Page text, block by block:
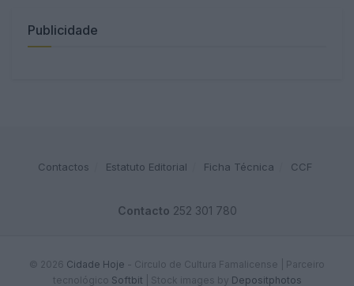
Publicidade
Contactos Estatuto Editorial Ficha Técnica CCF
Contacto 252 301 780
© 2026 Cidade Hoje - Circulo de Cultura Famalicense | Parceiro
tecnológico Softbit Stock images by Depositphotos